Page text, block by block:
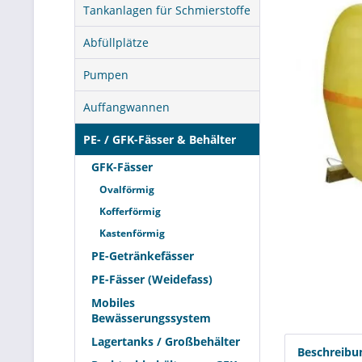
Tankanlagen für Schmierstoffe
Abfüllplätze
Pumpen
Auffangwannen
PE- / GFK-Fässer & Behälter
GFK-Fässer
Ovalförmig
Kofferförmig
Kastenförmig
PE-Getränkefässer
PE-Fässer (Weidefass)
Mobiles
Bewässerungssystem
Lagertanks / Großbehälter